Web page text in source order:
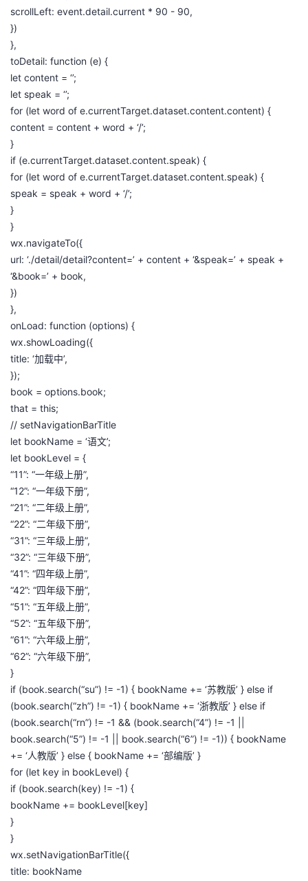
scrollLeft: event.detail.current * 90 - 90,
})
},
toDetail: function (e) {
let content = ‘’;
let speak = ‘’;
for (let word of e.currentTarget.dataset.content.content) {
content = content + word + ‘/’;
}
if (e.currentTarget.dataset.content.speak) {
for (let word of e.currentTarget.dataset.content.speak) {
speak = speak + word + ‘/’;
}
}
wx.navigateTo({
url: ‘./detail/detail?content=’ + content + ‘&speak=’ + speak +
‘&book=’ + book,
})
},
onLoad: function (options) {
wx.showLoading({
title: ‘加载中’,
});
book = options.book;
that = this;
// setNavigationBarTitle
let bookName = ‘语文’;
let bookLevel = {
“11”: “一年级上册”,
“12”: “一年级下册”,
“21”: “二年级上册”,
“22”: “二年级下册”,
“31”: “三年级上册”,
“32”: “三年级下册”,
“41”: “四年级上册”,
“42”: “四年级下册”,
“51”: “五年级上册”,
“52”: “五年级下册”,
“61”: “六年级上册”,
“62”: “六年级下册”,
}
if (book.search(“su”) != -1) { bookName += ‘苏教版’ } else if
(book.search(“zh”) != -1) { bookName += ‘浙教版’ } else if
(book.search(“rn”) != -1 && (book.search(“4”) != -1 ||
book.search(“5”) != -1 || book.search(“6”) != -1)) { bookName
+= ‘人教版’ } else { bookName += ‘部编版’ }
for (let key in bookLevel) {
if (book.search(key) != -1) {
bookName += bookLevel[key]
}
}
wx.setNavigationBarTitle({
title: bookName